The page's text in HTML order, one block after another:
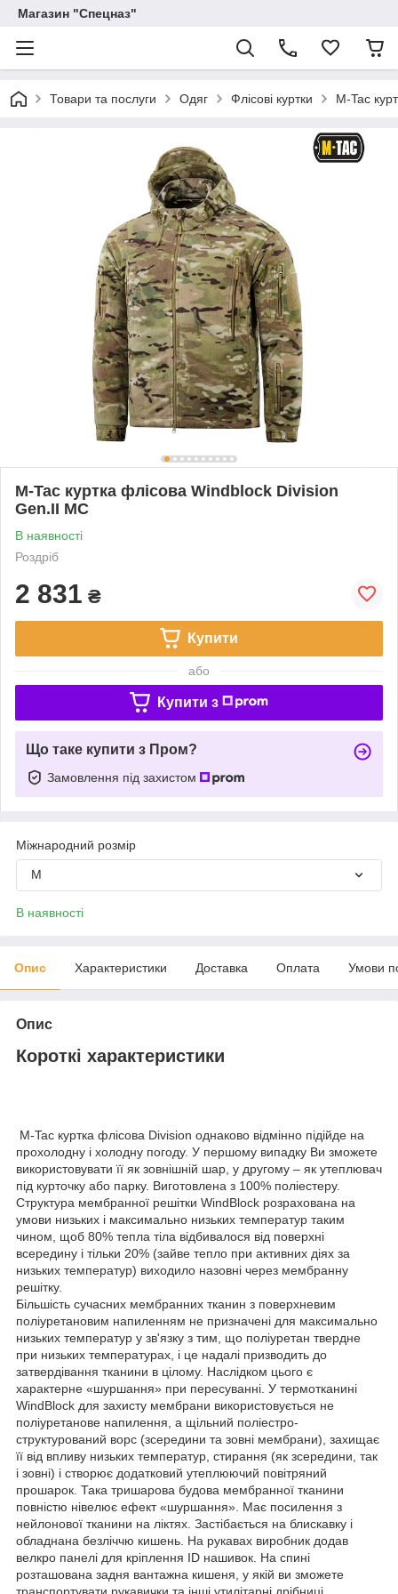
Магазин "Спецназ"
Товари та послуги Одяг Флісові куртки M-Tac
M-Tac куртка флісова Windblock Division
Gen.II MC
В наявності
Роздріб
2 831 ₴
Купити
або
Купити з
Що таке купити з Пром?
Замовлення під захистом
Міжнародний розмір
M
В наявності
Опис Характеристики Доставка Оплата Умови
Опис
Короткі характеристики
M-Tac куртка флісова Division однаково відмінно підійде на
прохолодну і холодну погоду. У першому випадку Ви зможете
використовувати її як зовнішній шар, у другому – як утеплювач
під курточку або парку. Виготовлена з 100% поліестеру.
Структура мембранної решітки WindBlock розрахована на
умови низьких і максимально низьких температур таким
чином, щоб 80% тепла тіла відбивалося від поверхні
всередину і тільки 20% (зайве тепло при активних діях за
низьких температур) виходило назовні через мембранну
решітку.
Більшість сучасних мембранних тканин з поверхневим
поліуретановим напиленням не призначені для максимально
низьких температур у зв'язку з тим, що поліуретан твердне
при низьких температурах, і це надалі призводить до
затвердівання тканини в цілому. Наслідком цього є
характерне «шуршання» при пересуванні. У термотканині
WindBlock для захисту мембрани використовується не
поліуретанове напилення, а щільний поліестро-
структурований ворс (зсередини та зовні мембрани), захищає
її від впливу низьких температур, стирання (як зсередини, так
і зовні) і створює додатковий утеплюючий повітряний
прошарок. Така тришарова будова мембранної тканини
повністю нівелює ефект «шуршання». Має посилення з
нейлонової тканини на ліктях. Застібається на блискавку і
обладнана безліччю кишень. На рукавах виробник додав
велкро панелі для кріплення ID нашивок. На спині
розташована задня вантажна кишеня, у якій ви зможете